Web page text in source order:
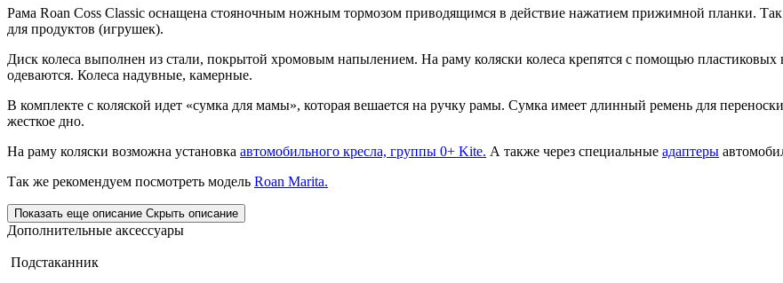
Рама Roan Coss Classic оснащена стояночным ножным тормозом приводящимся в действие нажатием прижимной планки. Так
для продуктов (игрушек).
Диск колеса выполнен из стали, покрытой хромовым напылением. На раму коляски колеса крепятся с помощью пластиковых
одеваются. Колеса надувные, камерные.
В комплекте с коляской идет «сумка для мамы», которая вешается на ручку рамы. Сумка имеет длинный ремень для
жесткое дно.
На раму коляски возможна установка автомобильного кресла, группы 0+ Kite. А также через специальные адаптеры
Так же рекомендуем посмотреть модель Roan Marita.
Показать еще описание Скрыть описание
Дополнительные аксессуары
Подстаканник